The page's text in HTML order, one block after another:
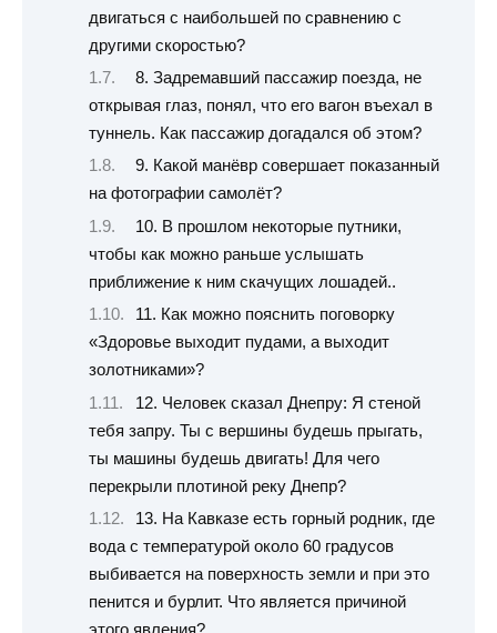
двигаться с наибольшей по сравнению с
другими скоростью?
8. Задремавший пассажир поезда, не
открывая глаз, понял, что его вагон въехал в
туннель. Как пассажир догадался об этом?
9. Какой манёвр совершает показанный
на фотографии самолёт?
10. В прошлом некоторые путники,
чтобы как можно раньше услышать
приближение к ним скачущих лошадей..
11. Как можно пояснить поговорку
«Здоровье выходит пудами, а выходит
золотниками»?
12. Человек сказал Днепру: Я стеной
тебя запру. Ты с вершины будешь прыгать,
ты машины будешь двигать! Для чего
перекрыли плотиной реку Днепр?
13. На Кавказе есть горный родник, где
вода с температурой около 60 градусов
выбивается на поверхность земли и при это
пенится и бурлит. Что является причиной